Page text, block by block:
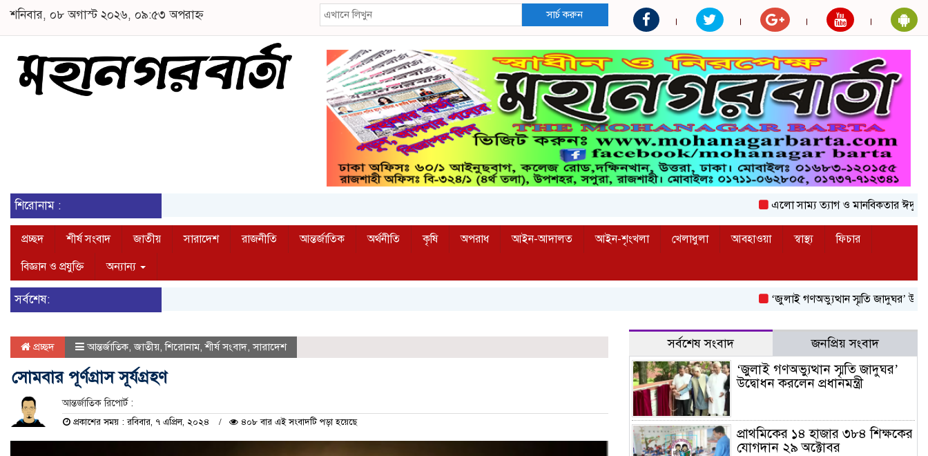
শনিবার, ০৮ অগাস্ট ২০২৬, ০৯:৫৩ অপরাহ্ন সার্চ করুন
শিরোনাম : এলো সাম্য ত্যাগ ও মানবিকতার ঈদুল আজহা
প্রচ্ছদ শীর্ষ সংবাদ জাতীয় সারাদেশ রাজনীতি আন্তর্জাতিক অর্থনীতি কৃষি অপরাধ আইন-আদালত আইন-শৃংখলা খেলাধুলা আবহাওয়া স্বাস্থ্য
ফিচার
বিজ্ঞান ও প্রযুক্তি
অন্যান্য
সর্বশেষ: ‘জুলাই গণঅভ্যুত্থান স্মৃতি জাদুঘর’ উদ্বোধন
প্রচ্ছদ আন্তর্জাতিক,জাতীয়,শিরোনাম,শীর্ষ সংবাদ,সারাদেশ
সোমবার পূর্ণগ্রাস সূর্যগ্রহণ
আন্তর্জাতিক রিপোর্ট :
প্রকাশের সময় : রবিবার, ৭ এপ্রিল, ২০২৪ ৪০৮ বার এই সংবাদটি পড়া হয়েছে
সর্বশেষ সংবাদ জনপ্রিয় সংবাদ
‘জুলাই গণঅভ্যুত্থান স্মৃতি জাদুঘর’
উদ্বোধন করলেন প্রধানমন্ত্রী
প্রাথমিকের ১৪ হাজার ৩৮৪ শিক্ষকের
যোগদান ২৯ অক্টোবর